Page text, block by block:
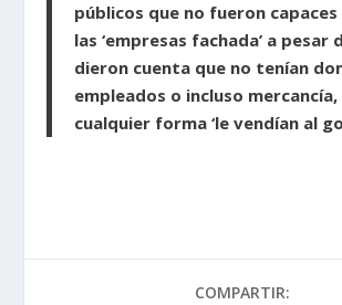
públicos que no fueron capaces
las ‘empresas fachada’ a pesar
dieron cuenta que no tenían
empleados o incluso
cualquier forma ‘le vendían al
COMPARTIR: